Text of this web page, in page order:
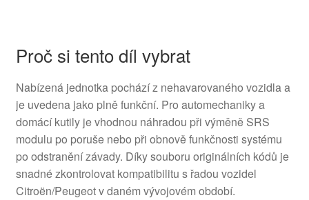
Proč si tento díl vybrat
Nabízená jednotka pochází z nehavarovaného vozidla a
je uvedena jako plně funkční. Pro automechaniky a
domácí kutily je vhodnou náhradou při výměně SRS
modulu po poruše nebo při obnově funkčnosti systému
po odstranění závady. Díky souboru originálních kódů je
snadné zkontrolovat kompatibilitu s řadou vozidel
Citroën/Peugeot v daném vývojovém období.